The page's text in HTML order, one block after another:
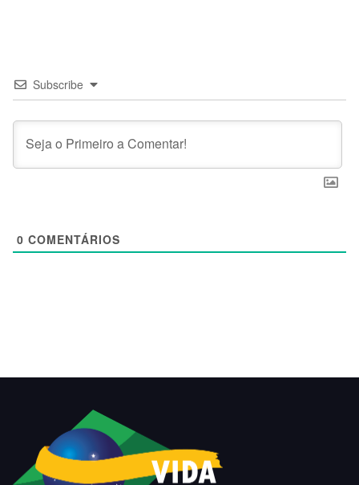
Subscribe
0 COMENTÁRIOS